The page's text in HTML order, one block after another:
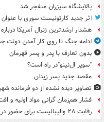
پالایشگاه سیزران منفجر شد
اثر جدید کارتونیست سوری با
هشدار ارشدترین ژنرال آمریکا
ادامه جنگ تا روی کار آمدن دولت
بدون تعارف با پدر و پسر قهرمان
"سوپر ال‌نینو"در راه است؟
مقصد جدید پسر زیدان
تصاویر دیده‌ نشده از دو فرمانده
فشار هم‌زمان گرانی مواد اولیه و
رقابت ۲۸ والیبالیست برای حضور در فهرست نهایی تیم ملی